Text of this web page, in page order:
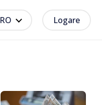
RO Logare